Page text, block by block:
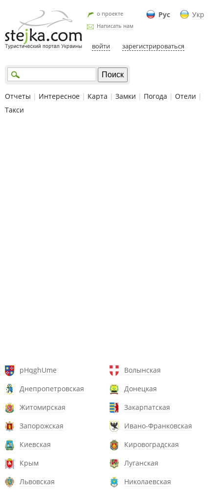
Рус Укр
о проекте
Написать нам
войти зарегистрироваться
Отчеты | Интересное | Карта | Замки | Погода | Отели |
Такси
pHqghUme
Волынская
Днепропетровская
Донецкая
Житомирская
Закарпатская
Запорожская
Ивано-Франковская
Киевская
Кировоградская
Крым
Луганская
Львовская
Николаевская